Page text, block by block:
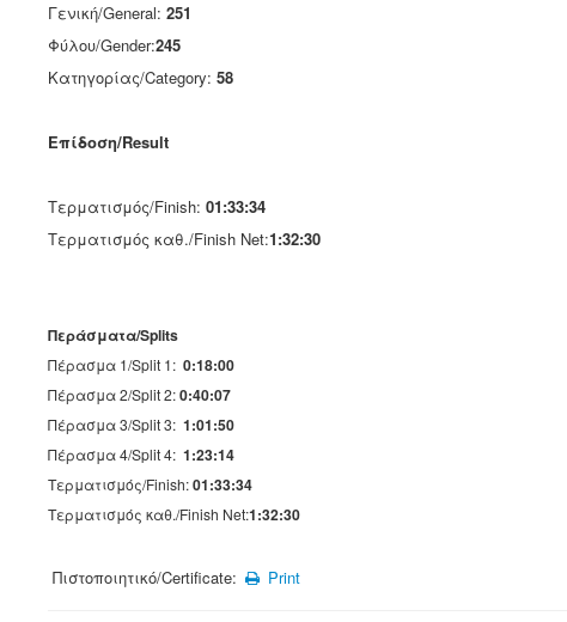
Γενική/General: 251
Φύλου/Gender:245
Κατηγορίας/Category: 58
Επίδοση/Result
Τερματισμός/Finish: 01:33:34
Τερματισμός καθ./Finish Net:1:32:30
Περάσματα/Splits
Πέρασμα 1/Split 1: 0:18:00
Πέρασμα 2/Split 2:0:40:07
Πέρασμα 3/Split 3: 1:01:50
Πέρασμα 4/Split 4: 1:23:14
Τερματισμός/Finish:01:33:34
Τερματισμός καθ./Finish Net:1:32:30
Πιστοποιητικό/Certificate: Print